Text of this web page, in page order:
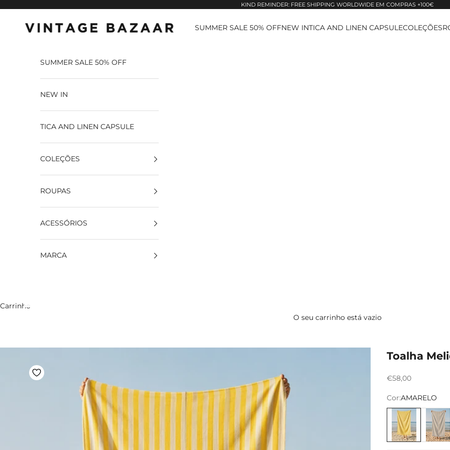
KIND REMINDER: FREE SHIPPING WORLDWIDE EM COMPRAS +100€
Vintage Bazaar SUMMER SALE 50% OFFNEW INTICA AND LINEN CAPSULECOLEÇÕES
SUMMER SALE 50% OFF
NEW IN
TICA AND LINEN CAPSULE
COLEÇÕES
ROUPAS
ACESSÓRIOS
MARCA
Carrinho
O seu carrinho está vazio
Toalha
Preço promocional
€58,00
Cor:AMARELO
AMARELO
AZUL